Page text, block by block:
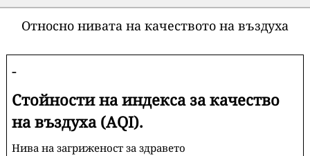
Относно нивата на качеството на въздуха
-
Стойности на индекса за качество
на въздуха (AQI).
Нива на загриженост за здравето